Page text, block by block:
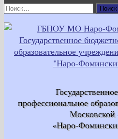
Найти:
профессиональное
Московской
«Наро-